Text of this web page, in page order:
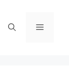
Menu